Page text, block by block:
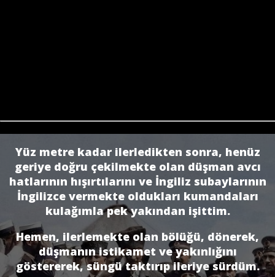
Yüz metre kadar ilerledikten sonra, henüz
geriye doğru çekilmekte olan düşman avcı
hatlarının hışırtılarını ve İngiliz subaylarının
İngilizce vermekte oldukları kumandaları
kulağımla pek yakından işittim.
Hemen, ilerlemekte olan bölüğü, dönerek,
düşmanın istikamet ve yakınlığını
göstererek, süngü taktırıp ileriye sürdüm.